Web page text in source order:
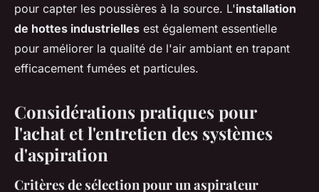
pour capter les poussières à la source. L'installation
de hottes industrielles est également essentielle
pour améliorer la qualité de l'air ambiant en trapant
efficacement fumées et particules.
Considérations pratiques pour
l'achat et l'entretien des systèmes
d'aspiration
Critères de sélection pour un aspirateur